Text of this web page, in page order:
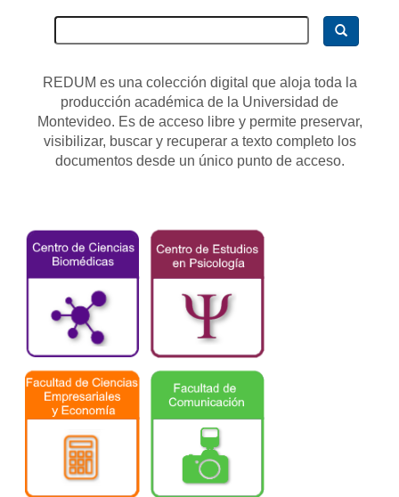
REDUM es una colección digital que aloja toda la
producción académica de la Universidad de
Montevideo. Es de acceso libre y permite preservar,
visibilizar, buscar y recuperar a texto completo los
documentos desde un único punto de acceso.